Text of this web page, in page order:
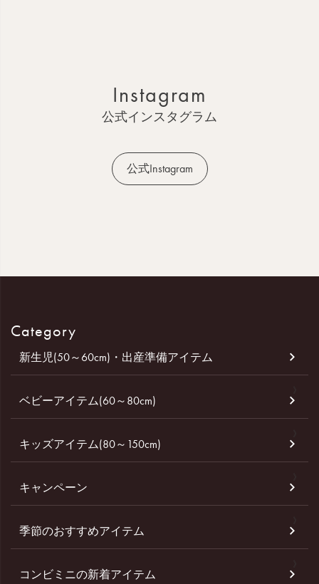
Instagram
公式インスタグラム
公式Instagram
Category
新生児(50～60cm)・出産準備アイテム
ベビーアイテム(60～80cm)
キッズアイテム(80～150cm)
キャンペーン
季節のおすすめアイテム
コンビミニの新着アイテム